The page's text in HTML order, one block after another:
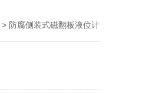
> 防腐侧装式磁翻板液位计